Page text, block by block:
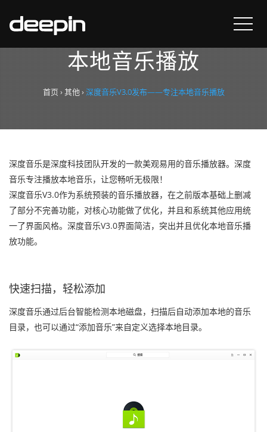
深度音乐V3.0发布——专注
本地音乐播放
首页›其他›深度音乐V3.0发布——专注本地音乐播放
深度音乐是深度科技团队开发的一款美观易用的音乐播放器。深度
音乐专注播放本地音乐，让您畅听无极限！
深度音乐V3.0作为系统预装的音乐播放器，在之前版本基础上删减
了部分不完善功能，对核心功能做了优化，并且和系统其他应用统
一了界面风格。深度音乐V3.0界面简洁，突出并且优化本地音乐播
放功能。
快速扫描，轻松添加
深度音乐通过后台智能检测本地磁盘，扫描后自动添加本地的音乐
目录，也可以通过“添加音乐”来自定义选择本地目录。